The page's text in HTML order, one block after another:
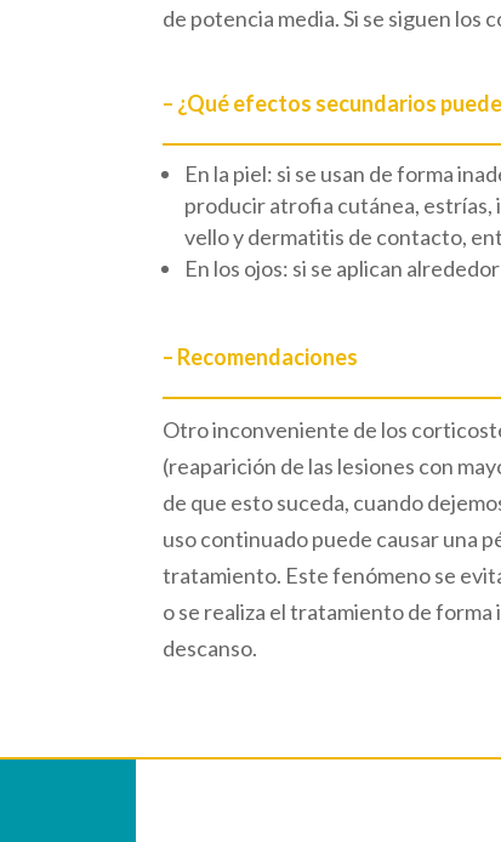
de potencia media. Si se siguen los
– ¿Qué efectos secundarios
En la piel: si se usan de forma
producir atrofia cutánea, estrías,
vello y dermatitis de contacto,
En los ojos: si se aplican
– Recomendaciones
Otro inconveniente de los
(reaparición de las lesiones con
de que esto suceda, cuando
uso continuado puede causar una
tratamiento. Este fenómeno se
o se realiza el tratamiento de
descanso.